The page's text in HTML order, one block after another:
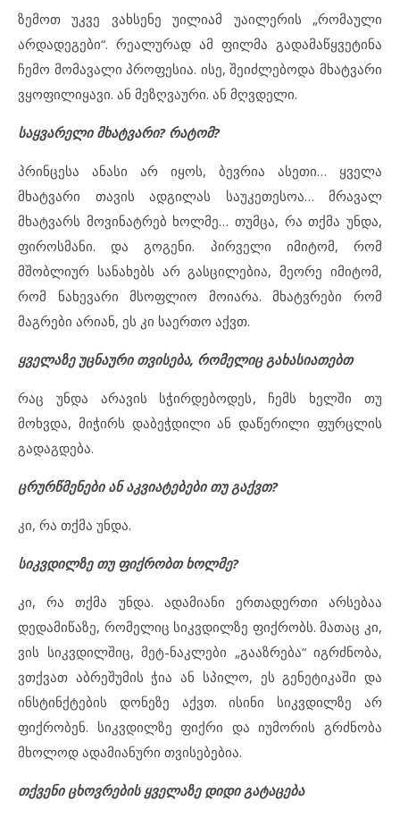
ზემოთ უკვე ვახსენე უილიამ უაილერის „რომაული
არდადეგები“. რეალურად ამ ფილმა გადამაწყვეტინა
ჩემო მომავალი პროფესია. ისე, შეიძლებოდა მხატვარი
ვყოფილიყავი. ან მეზღვაური. ან მღვდელი.
საყვარელი მხატვარი? რატომ?
პრინცესა ანასი არ იყოს, ბევრია ასეთი… ყველა
მხატვარი თავის ადგილას საუკეთესოა… მრავალ
მხატვარს მოვინატრებ ხოლმე… თუმცა, რა თქმა უნდა,
ფიროსმანი. და გოგენი. პირველი იმიტომ, რომ
მშობლიურ სანახებს არ გასცილებია, მეორე იმიტომ,
რომ ნახევარი მსოფლიო მოიარა. მხატვრები რომ
მაგრები არიან, ეს კი საერთო აქვთ.
ყველაზე უცნაური თვისება, რომელიც გახასიათებთ
რაც უნდა არავის სჭირდებოდეს, ჩემს ხელში თუ
მოხვდა, მიჭირს დაბეჭდილი ან დაწერილი ფურცლის
გადაგდება.
ცრურწმენები ან აკვიატებები თუ გაქვთ?
კი, რა თქმა უნდა.
სიკვდილზე თუ ფიქრობთ ხოლმე?
კი, რა თქმა უნდა. ადამიანი ერთადერთი არსებაა
დედამიწაზე, რომელიც სიკვდილზე ფიქრობს. მათაც კი,
ვის სიკვდილშიც, მეტ-ნაკლები „გააზრება“ იგრძნობა,
ვთქვათ აბრეშუმის ჭია ან სპილო, ეს გენეტიკაში და
ინსტინქტების დონეზე აქვთ. ისინი სიკვდილზე არ
ფიქრობენ. სიკვდილზე ფიქრი და იუმორის გრძნობა
მხოლოდ ადამიანური თვისებებია.
თქვენი ცხოვრების ყველაზე დიდი გატაცება